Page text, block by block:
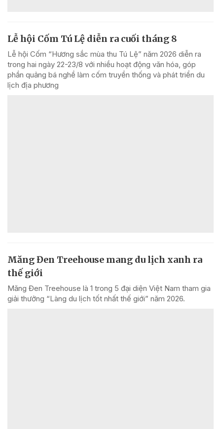
Lễ hội Cốm Tú Lệ diễn ra cuối tháng 8
Lễ hội Cốm “Hương sắc mùa thu Tú Lệ” năm 2026 diễn ra
trong hai ngày 22-23/8 với nhiều hoạt động văn hóa, góp
phần quảng bá nghề làm cốm truyền thống và phát triển du
lịch địa phương
Măng Đen Treehouse mang du lịch xanh ra
thế giới
Măng Đen Treehouse là 1 trong 5 đại diện Việt Nam tham gia
giải thưởng “Làng du lịch tốt nhất thế giới” năm 2026.